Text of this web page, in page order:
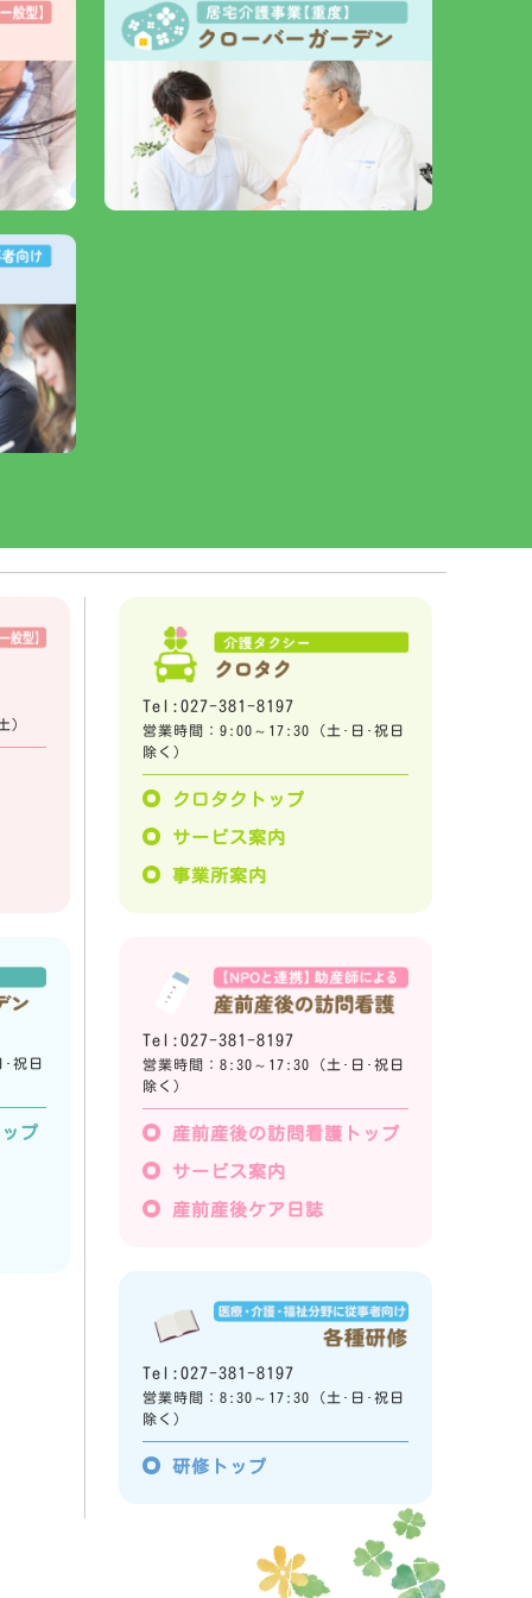
)
祝日
プ
Tel:027-381-8197
営業時間：9:00～17:30 (土･日･祝日
除く)
クロタクトップ
サービス案内
事業所案内
Tel:027-381-8197
営業時間：8:30～17:30 (土･日･祝日
除く)
産前産後の訪問看護トップ
サービス案内
産前産後ケア日誌
Tel:027-381-8197
営業時間：8:30～17:30 (土･日･祝日
除く)
研修トップ